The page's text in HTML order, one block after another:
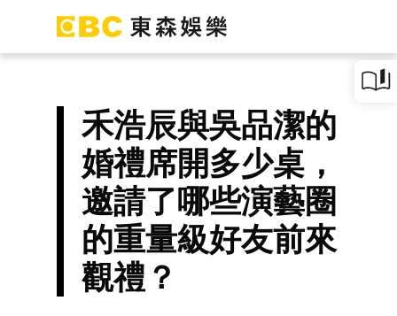
禾浩辰與吳品潔的
婚禮席開多少桌，
邀請了哪些演藝圈
的重量級好友前來
觀禮？